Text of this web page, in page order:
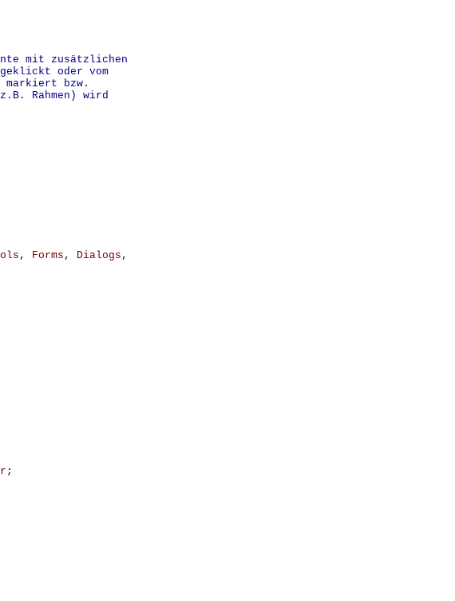
mit zusätzlichen
oder vom
markiert bzw.
Rahmen) wird
, Forms , Dialogs ,
;